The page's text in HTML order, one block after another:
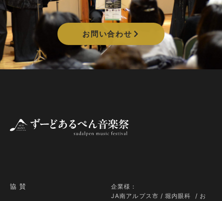
お問い合わせ
協 賛
企業様：
JA南アルプス市 /堀内眼科 / お